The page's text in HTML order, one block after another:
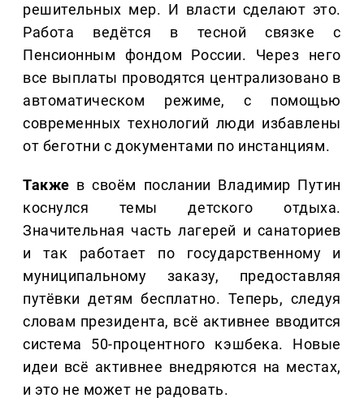
решительных мер. И власти сделают это.
Работа ведётся в тесной связке с
Пенсионным фондом России. Через него
все выплаты проводятся централизовано в
автоматическом режиме, с помощью
современных технологий люди избавлены
от беготни с документами по инстанциям.
Также в своём послании Владимир Путин
коснулся темы детского отдыха.
Значительная часть лагерей и санаториев
и так работает по государственному и
муниципальному заказу, предоставляя
путёвки детям бесплатно. Теперь, следуя
словам президента, всё активнее вводится
система 50-процентного кэшбека. Новые
идеи всё активнее внедряются на местах,
и это не может не радовать.